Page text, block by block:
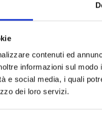
contenuti ed
informazioni sul
e social media, i quali
dei loro servizi.
con el soporte
/ SE138 / TS220 /